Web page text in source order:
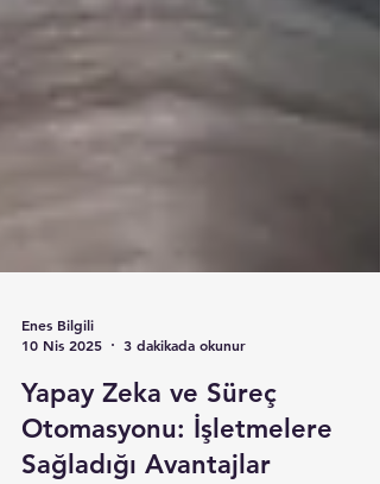
Enes Bilgili
10 Nis 2025
3 dakikada okunur
Yapay Zeka ve Süreç